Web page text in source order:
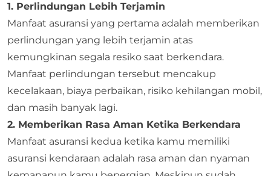
1. Perlindungan Lebih Terjamin
Manfaat asuransi yang pertama adalah memberikan
perlindungan yang lebih terjamin atas
kemungkinan segala resiko saat berkendara.
Manfaat perlindungan tersebut mencakup
kecelakaan, biaya perbaikan, risiko kehilangan mobil,
dan masih banyak lagi.
2. Memberikan Rasa Aman Ketika Berkendara
Manfaat asuransi kedua ketika kamu memiliki
asuransi kendaraan adalah rasa aman dan nyaman